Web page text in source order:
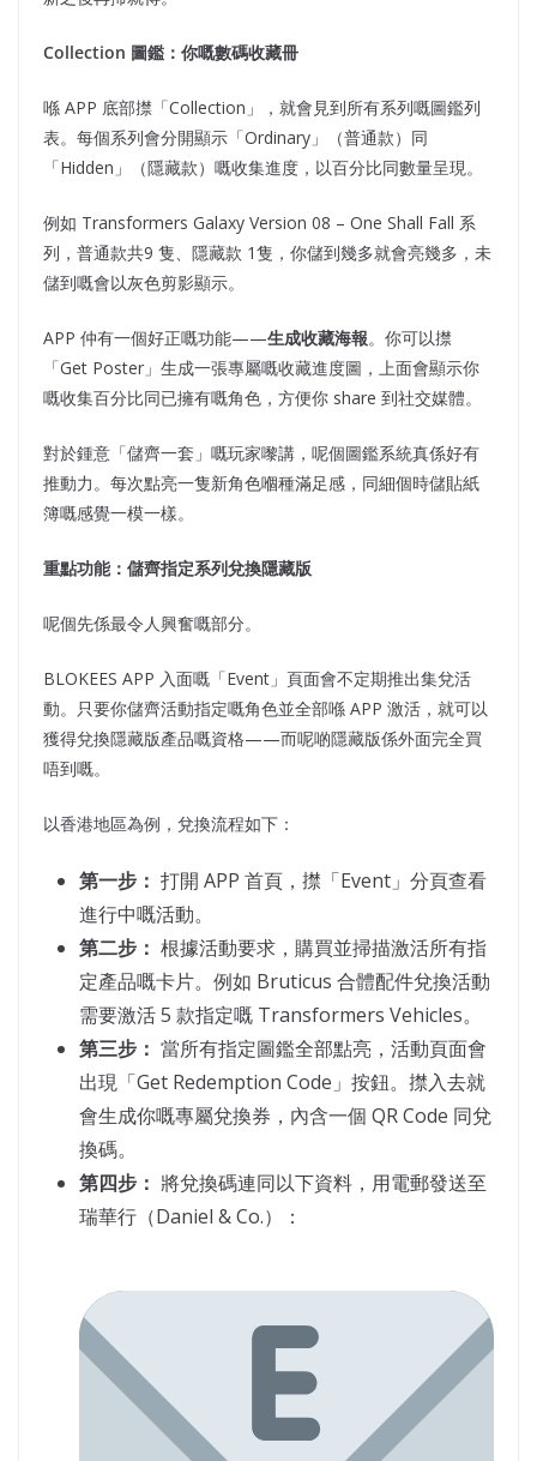
Collection 圖鑑：你嘅數碼收藏冊
喺 APP 底部㩒「Collection」，就會見到所有系列嘅圖鑑列
表。每個系列會分開顯示「Ordinary」（普通款）同
「Hidden」（隱藏款）嘅收集進度，以百分比同數量呈現。
例如 Transformers Galaxy Version 08 – One Shall Fall 系
列，普通款共9 隻、隱藏款 1隻，你儲到幾多就會亮幾多，未
儲到嘅會以灰色剪影顯示。
APP 仲有一個好正嘅功能——生成收藏海報。你可以㩒
「Get Poster」生成一張專屬嘅收藏進度圖，上面會顯示你
嘅收集百分比同已擁有嘅角色，方便你 share 到社交媒體。
對於鍾意「儲齊一套」嘅玩家嚟講，呢個圖鑑系統真係好有
推動力。每次點亮一隻新角色嗰種滿足感，同細個時儲貼紙
簿嘅感覺一模一樣。
重點功能：儲齊指定系列兌換隱藏版
呢個先係最令人興奮嘅部分。
BLOKEES APP 入面嘅「Event」頁面會不定期推出集兌活
動。只要你儲齊活動指定嘅角色並全部喺 APP 激活，就可以
獲得兌換隱藏版產品嘅資格——而呢啲隱藏版係外面完全買
唔到嘅。
以香港地區為例，兌換流程如下：
第一步： 打開 APP 首頁，㩒「Event」分頁查看
進行中嘅活動。
第二步： 根據活動要求，購買並掃描激活所有指
定產品嘅卡片。例如 Bruticus 合體配件兌換活動
需要激活 5 款指定嘅 Transformers Vehicles。
第三步： 當所有指定圖鑑全部點亮，活動頁面會
出現「Get Redemption Code」按鈕。㩒入去就
會生成你嘅專屬兌換券，內含一個 QR Code 同兌
換碼。
第四步： 將兌換碼連同以下資料，用電郵發送至
瑞華行（Daniel & Co.）：